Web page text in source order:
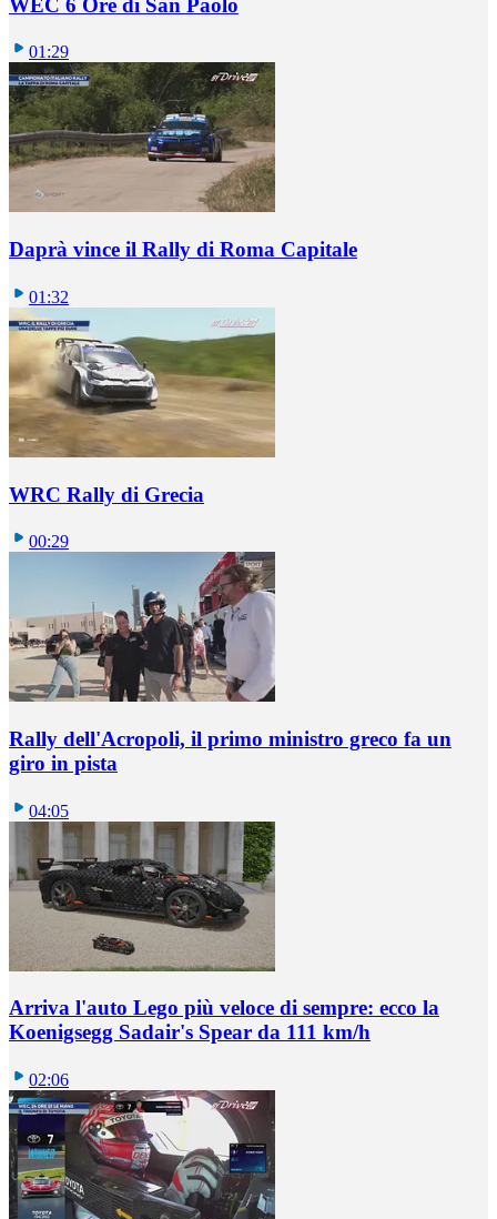
WEC 6 Ore di San Paolo
01:29
Daprà vince il Rally di Roma Capitale
01:32
WRC Rally di Grecia
00:29
Rally dell'Acropoli, il primo ministro greco fa un
giro in pista
04:05
Arriva l'auto Lego più veloce di sempre: ecco la
Koenigsegg Sadair's Spear da 111 km/h
02:06